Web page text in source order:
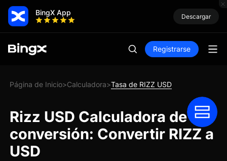
BingX App Descargar
Registrarse
Página de Inicio>Calculadora>Tasa de RIZZ USD
Rizz USD Calculadora de
conversión: Convertir RIZZ a
USD